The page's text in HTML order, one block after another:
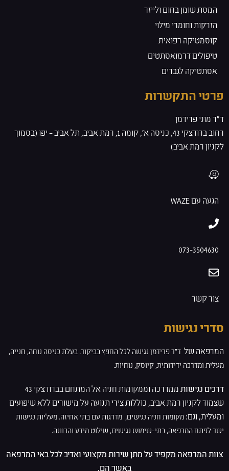
המסת שומן בחום ולייזר
הזרקות וחומרי מילוי
קוסמטיקה רפואית
טיפולים דרמואסתטים
אסתטיקה לגברים
פרטי התקשרות
ד”ר מוני פרידמן
רחוב ברודצקי 43, כניסה א', קומה 1, רמת אביב, תל אביב – יפו (בסמוך
לקניון רמת אביב)
הגעה עם WAZE
073-3504630
צור קשר
סדרי נגישות
המרפאה של ד”ר פרידמן נגישה לכל החפץ בביקור. בעלת כניסה נוחה, חנייה,
מעלית ומדרכה ידידותית, קיוסק, נוחיות.
דרכים נגישות
ממדרכה וממקומות חניה אל המתחם בברודצקי 43
שצמוד לקניון רמת אביב, כוללות צירי תנועה על מישורים ללא שיפועים
ומעלית, וגם: מקומות חניה נגישים, מדרגות עם בתי אחיזה. מעליות נגישות
ישר לפתח המרפאה, בתי-שימוש נגישים, שילוט מידע והכוונה.
צוות המרפאה מקפיד על מתן שירות מקצועי ואדיב לכל באי המרפאה
באשר הם.